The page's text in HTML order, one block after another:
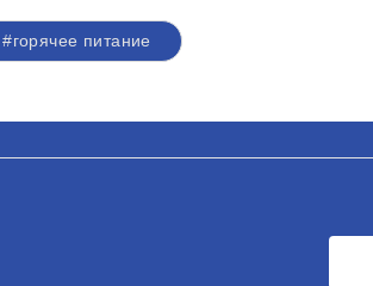
#горячее питание